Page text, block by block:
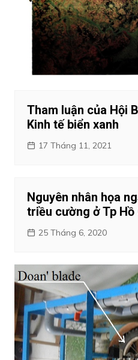
Tham luận của Hội
Kinh tế biển xanh
17 Tháng 11, 2021
Nguyên nhân họa
triều cường ở Tp Hồ
25 Tháng 6, 2020